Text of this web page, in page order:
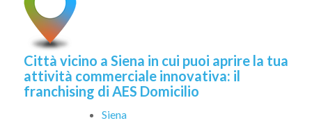
Città vicino a Siena in cui puoi aprire la tua
attività commerciale innovativa: il
franchising di AES Domicilio
Siena